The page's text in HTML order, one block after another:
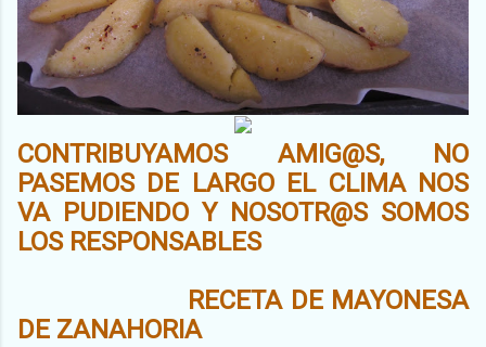
CONTRIBUYAMOS AMIG@S, NO
PASEMOS DE LARGO EL CLIMA NOS
VA PUDIENDO Y NOSOTR@S SOMOS
LOS RESPONSABLES
RECETA DE MAYONESA
DE ZANAHORIA